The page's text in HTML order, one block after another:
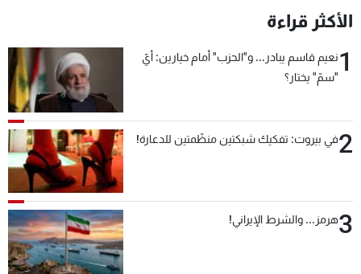
الأكثر قراءة
1نعيم قاسم يبادر... و"الحزب" أمام خيارين: أيّ
"سمّ" يختار؟
2في بيروت: تفكيك شبكتين منظّمتين للدعارة!
3هرمز... والشرط الإيراني!